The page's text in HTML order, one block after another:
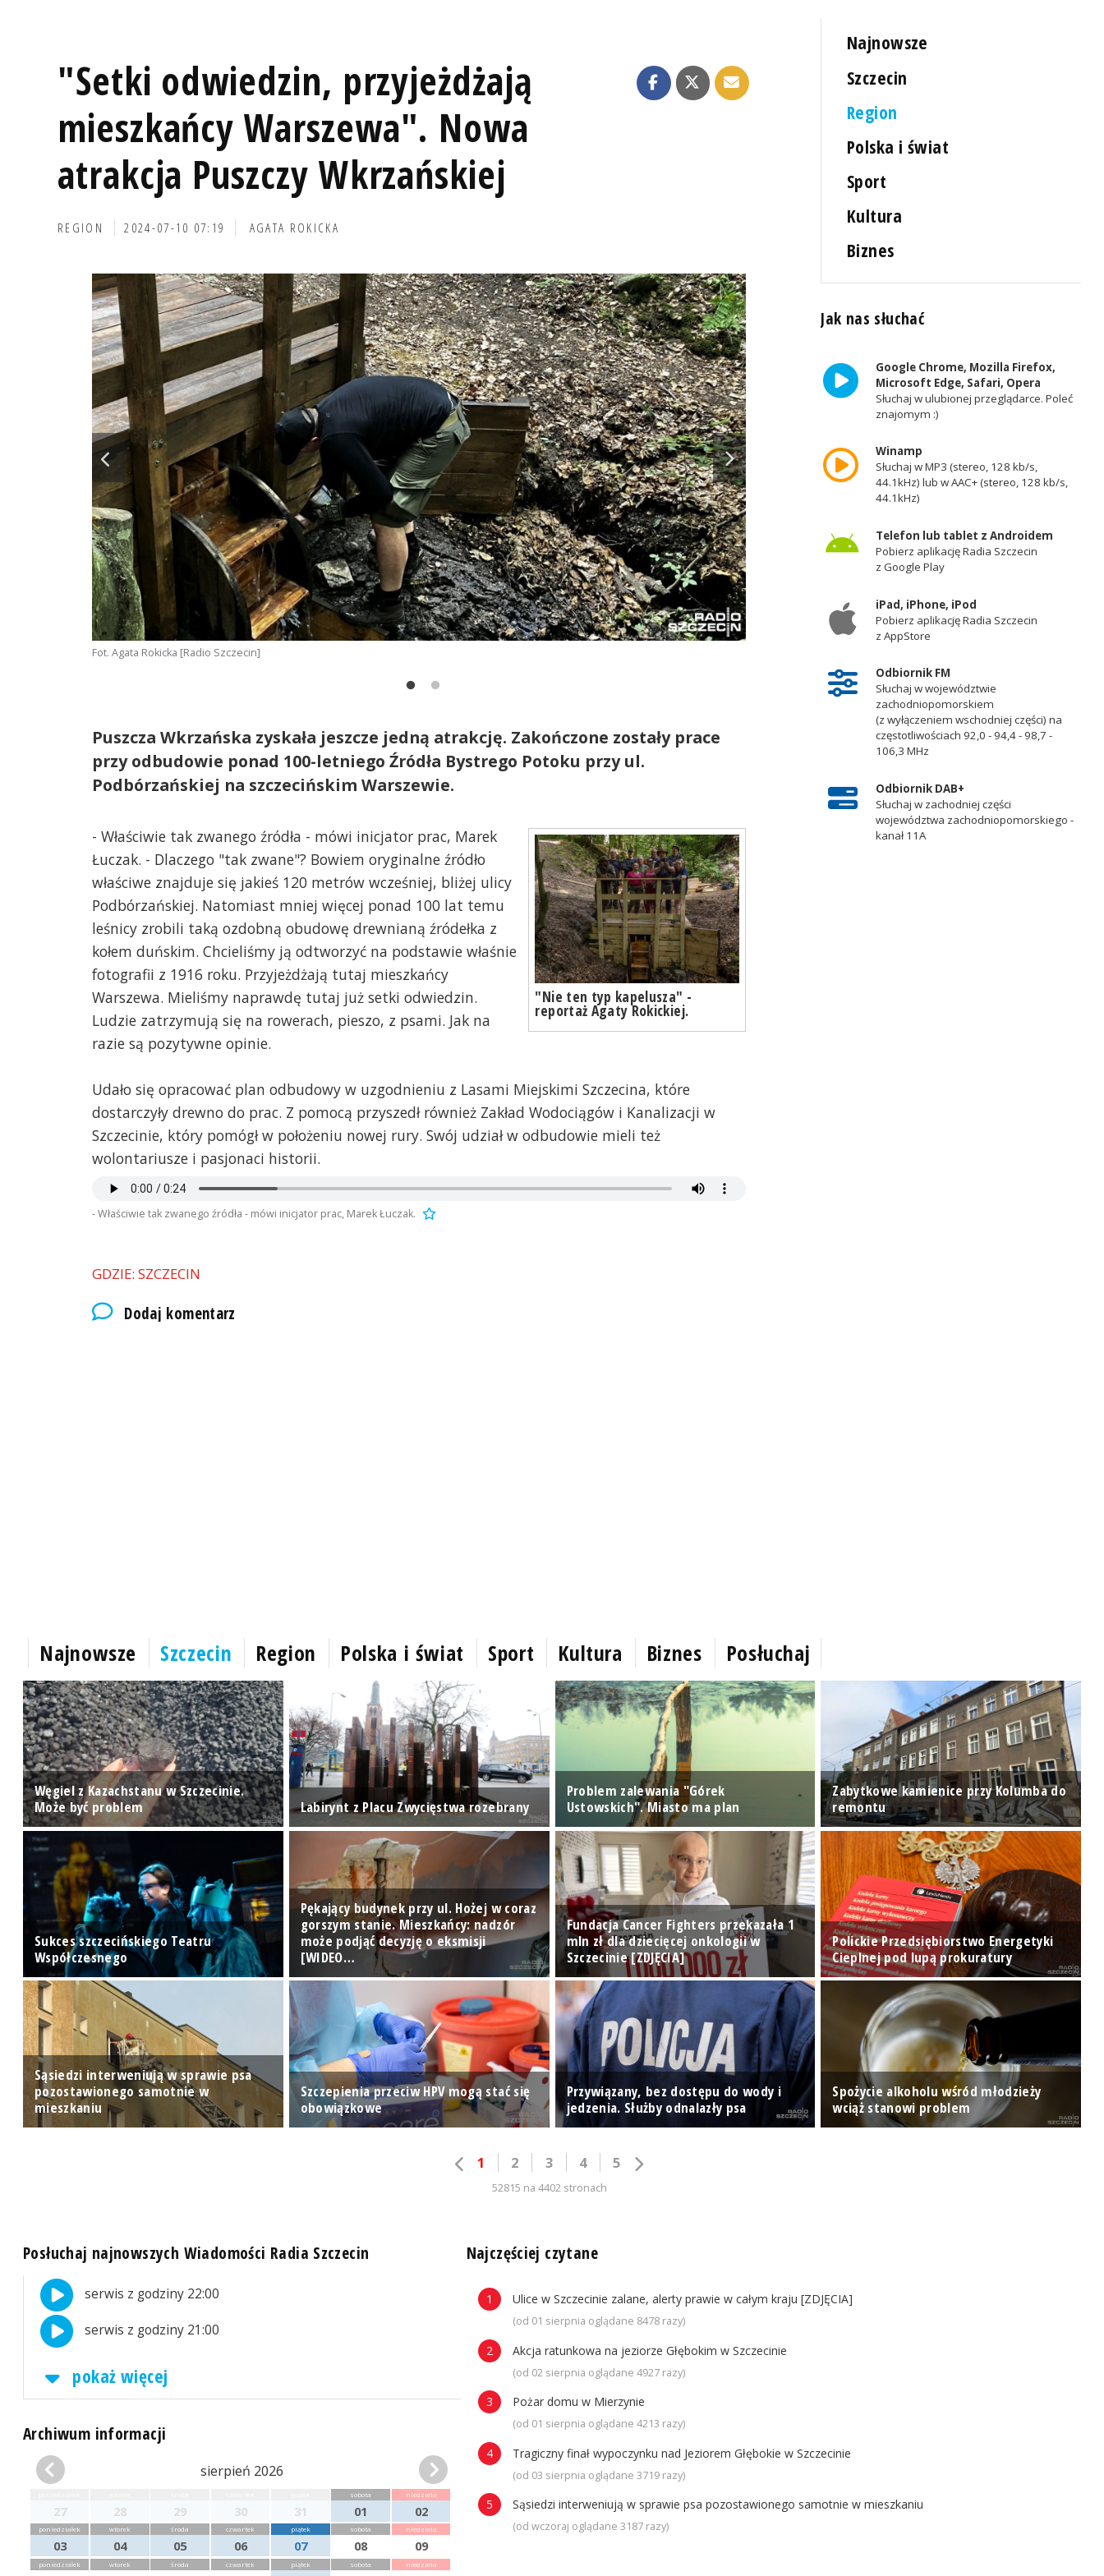
"Setki odwiedzin, przyjeżdżają
mieszkańcy Warszewa". Nowa
atrakcja Puszczy Wkrzańskiej
REGION 2024-07-10 07:19 AGATA ROKICKA
Fot. Agata Rokicka [Radio Szczecin]
Puszcza Wkrzańska zyskała jeszcze jedną atrakcję. Zakończone zostały prace
przy odbudowie ponad 100-letniego Źródła Bystrego Potoku przy ul.
Podbórzańskiej na szczecińskim Warszewie.
"Nie ten typ kapelusza" -
reportaż Agaty Rokickiej.
- Właściwie tak zwanego źródła - mówi inicjator prac, Marek
Łuczak. - Dlaczego "tak zwane"? Bowiem oryginalne źródło
właściwe znajduje się jakieś 120 metrów wcześniej, bliżej ulicy
Podbórzańskiej. Natomiast mniej więcej ponad 100 lat temu
leśnicy zrobili taką ozdobną obudowę drewnianą źródełka z
kołem duńskim. Chcieliśmy ją odtworzyć na podstawie właśnie
fotografii z 1916 roku. Przyjeżdżają tutaj mieszkańcy
Warszewa. Mieliśmy naprawdę tutaj już setki odwiedzin.
Ludzie zatrzymują się na rowerach, pieszo, z psami. Jak na
razie są pozytywne opinie.
Udało się opracować plan odbudowy w uzgodnieniu z Lasami Miejskimi Szczecina, które
dostarczyły drewno do prac. Z pomocą przyszedł również Zakład Wodociągów i Kanalizacji w
Szczecinie, który pomógł w położeniu nowej rury. Swój udział w odbudowie mieli też
wolontariusze i pasjonaci historii.
- Właściwie tak zwanego źródła - mówi inicjator prac, Marek Łuczak.
GDZIE: SZCZECIN
Dodaj komentarz
Najnowsze
Szczecin
Region
Polska i świat
Sport
Kultura
Biznes
Jak nas słuchać
Google Chrome, Mozilla Firefox,
Microsoft Edge, Safari, Opera
Słuchaj w ulubionej przeglądarce. Poleć
znajomym :)
Winamp
Słuchaj w MP3 (stereo, 128 kb/s,
44.1kHz) lub w AAC+ (stereo, 128 kb/s,
44.1kHz)
Telefon lub tablet z Androidem
Pobierz aplikację Radia Szczecin
z Google Play
iPad, iPhone, iPod
Pobierz aplikację Radia Szczecin
z AppStore
Odbiornik FM
Słuchaj w województwie
zachodniopomorskiem
(z wyłączeniem wschodniej części) na
częstotliwościach 92,0 - 94,4 - 98,7 -
106,3 MHz
Odbiornik DAB+
Słuchaj w zachodniej części
województwa zachodniopomorskiego -
kanał 11A
Najnowsze Szczecin Region Polska i świat Sport Kultura Biznes Posłuchaj
Węgiel z Kazachstanu w Szczecinie.
Może być problem
Labirynt z Placu Zwycięstwa rozebrany
Problem zalewania "Górek
Ustowskich". Miasto ma plan
Zabytkowe kamienice przy Kolumba do
remontu
Sukces szczecińskiego Teatru
Współczesnego
Pękający budynek przy ul. Hożej w coraz
gorszym stanie. Mieszkańcy: nadzór
może podjąć decyzję o eksmisji
[WIDEO…
Fundacja Cancer Fighters przekazała 1
mln zł dla dziecięcej onkologii w
Szczecinie [ZDJĘCIA]
Polickie Przedsiębiorstwo Energetyki
Cieplnej pod lupą prokuratury
Sąsiedzi interweniują w sprawie psa
pozostawionego samotnie w
mieszkaniu
Szczepienia przeciw HPV mogą stać się
obowiązkowe
Przywiązany, bez dostępu do wody i
jedzenia. Służby odnalazły psa
Spożycie alkoholu wśród młodzieży
wciąż stanowi problem
1 2 3 4 5
52815 na 4402 stronach
Posłuchaj najnowszych Wiadomości Radia Szczecin
serwis z godziny 22:00
serwis z godziny 21:00
pokaż więcej
Archiwum informacji
sierpień 2026
27 28 29 30 31
sobota
01
niedziela
02
poniedziałek
03
wtorek
04
środa
05
czwartek
06
piątek
07
sobota
08
niedziela
09
poniedziałek wtorek środa czwartek piątek sobota niedziela
Najczęściej czytane
Ulice w Szczecinie zalane, alerty prawie w całym kraju [ZDJĘCIA]
(od 01 sierpnia oglądane 8478 razy)
Akcja ratunkowa na jeziorze Głębokim w Szczecinie
(od 02 sierpnia oglądane 4927 razy)
Pożar domu w Mierzynie
(od 01 sierpnia oglądane 4213 razy)
Tragiczny finał wypoczynku nad Jeziorem Głębokie w Szczecinie
(od 03 sierpnia oglądane 3719 razy)
Sąsiedzi interweniują w sprawie psa pozostawionego samotnie w mieszkaniu
(od wczoraj oglądane 3187 razy)